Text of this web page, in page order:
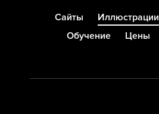
Сайты Иллюстрации
Обучение
Цены